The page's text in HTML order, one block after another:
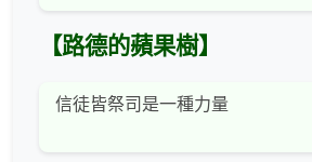
【路德的蘋果樹】
信徒皆祭司是一種力量